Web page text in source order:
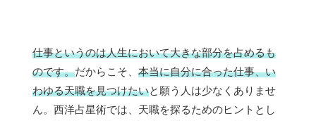
仕事というのは人生において大きな部分を占めるも
のです。だからこそ、 本当に自分に合った仕事、い
わゆる天職を見つけたいと願う人は少なくありませ
ん。西洋占星術では、天職を探るためのヒントとし